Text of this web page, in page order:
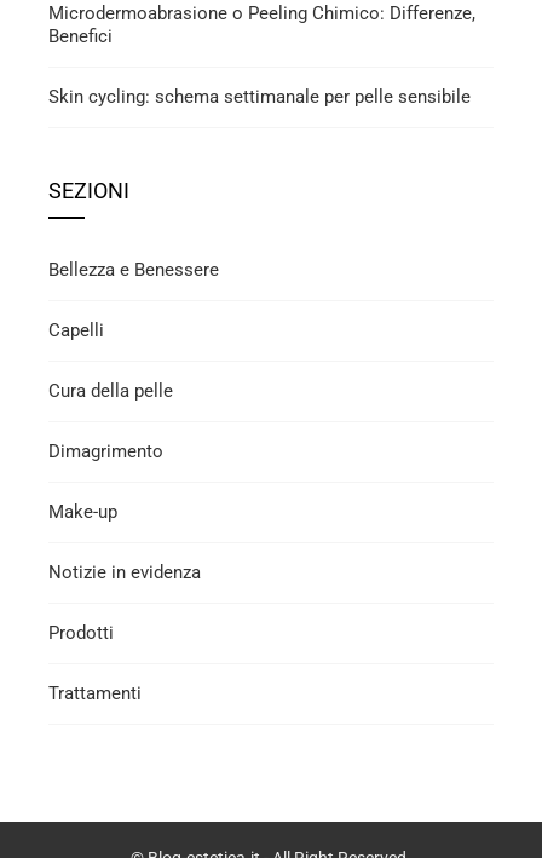
Microdermoabrasione o Peeling Chimico: Differenze,
Benefici
Skin cycling: schema settimanale per pelle sensibile
SEZIONI
Bellezza e Benessere
Capelli
Cura della pelle
Dimagrimento
Make-up
Notizie in evidenza
Prodotti
Trattamenti